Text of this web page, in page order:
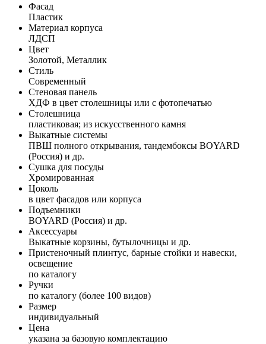
Фасад
Пластик
Материал корпуса
ЛДСП
Цвет
Золотой, Металлик
Стиль
Современный
Стеновая панель
ХДФ в цвет столешницы или с фотопечатью
Столешница
пластиковая; из искусственного камня
Выкатные системы
ПВШ полного открывания, тандембоксы BOYARD
(Россия) и др.
Сушка для посуды
Хромированная
Цоколь
в цвет фасадов или корпуса
Подъемники
BOYARD (Россия) и др.
Аксессуары
Выкатные корзины, бутылочницы и др.
Пристеночный плинтус, барные стойки и навески,
освещение
по каталогу
Ручки
по каталогу (более 100 видов)
Размер
индивидуальный
Цена
указана за базовую комплектацию